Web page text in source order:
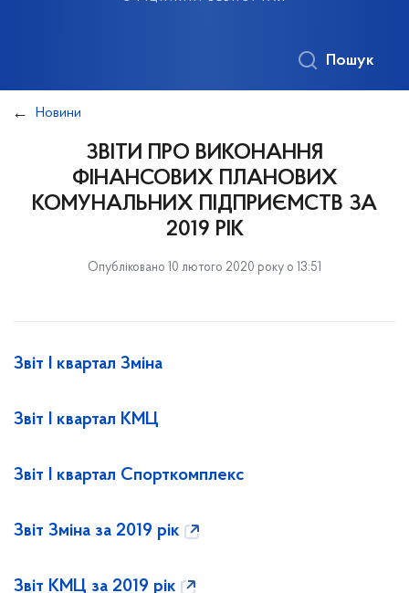
Пошук
Новини
ЗВІТИ ПРО ВИКОНАННЯ
ФІНАНСОВИХ ПЛАНОВИХ
КОМУНАЛЬНИХ ПІДПРИЄМСТВ ЗА
2019 РІК
Опубліковано 10 лютого 2020 року о 13:51
Звіт І квартал Зміна
Звіт І квартал КМЦ
Звіт І квартал Спорткомплекс
Звіт Зміна за 2019 рік
Звіт КМЦ за 2019 рік